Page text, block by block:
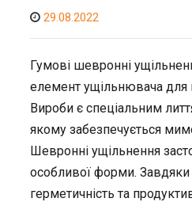
29.08.2022
Гумові шевронні
елемент ущільнювача для
Вироби є спеціальним
якому забезпечується
Шевронні ущільнення
особливої ​​форми. Завдяки
герметичність та